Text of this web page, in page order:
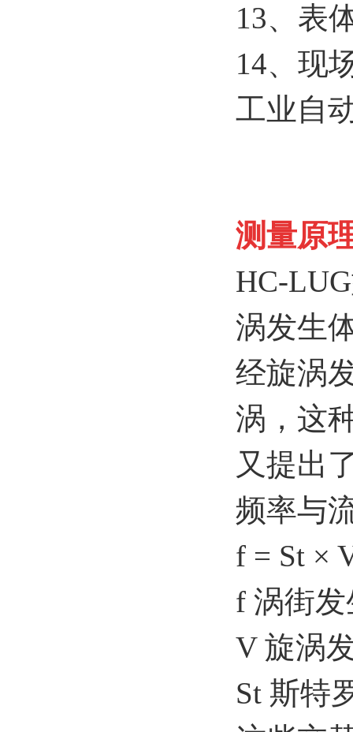
13、表
14、现
工业自
测量原
HC-
涡发生
经旋涡
涡，这
又提出
频率与
f = St ×
f 涡街
V 旋涡
St 斯特